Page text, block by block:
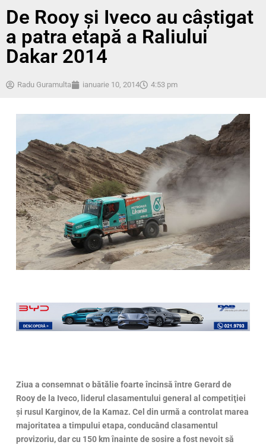
De Rooy şi Iveco au câştigat
a patra etapă a Raliului
Dakar 2014
Radu Guramulta ianuarie 10, 2014 4:53 pm
Ziua a consemnat o bătălie foarte încinsă între Gerard de
Rooy de la Iveco, liderul clasamentului general al competiţiei
şi rusul Karginov, de la Kamaz. Cel din urmă a controlat marea
majoritatea a timpului etapa, conducând clasamentul
provizoriu, dar cu 150 km înainte de sosire a fost nevoit să